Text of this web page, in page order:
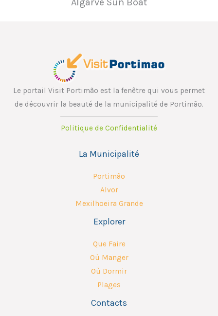
Algarve Sun Boat
Le portail Visit Portimão est la fenêtre qui vous permet
de découvrir la beauté de la municipalité de Portimão.
Politique de Confidentialité
La Municipalité
Portimão
Alvor
Mexilhoeira Grande
Explorer
Que Faire
Où Manger
Où Dormir
Plages
Contacts